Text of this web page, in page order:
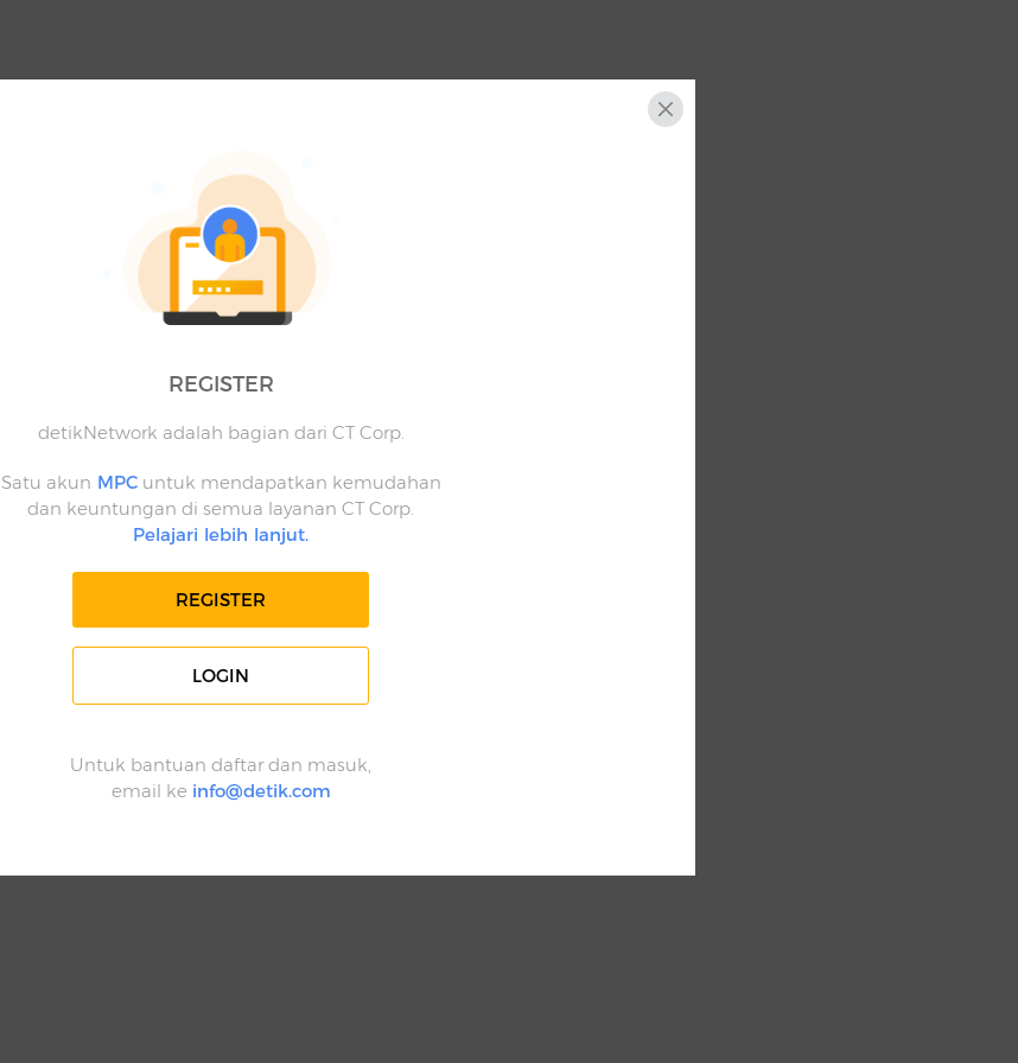
REGISTER
detikNetwork adalah bagian dari CT Corp.
Satu akun MPCuntuk mendapatkan kemudahan
dan keuntungan di semua layanan CT Corp.
Pelajari lebih lanjut.
REGISTER
LOGIN
Untuk bantuan daftar dan masuk,
email ke info@detik.com